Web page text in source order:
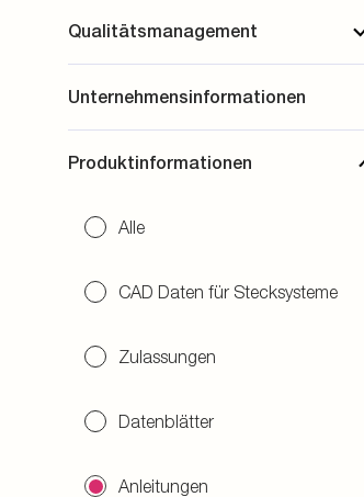
Qualitätsmanagement
Unternehmensinformationen
Produktinformationen
Alle
CAD Daten für Stecksysteme
Zulassungen
Datenblätter
Anleitungen